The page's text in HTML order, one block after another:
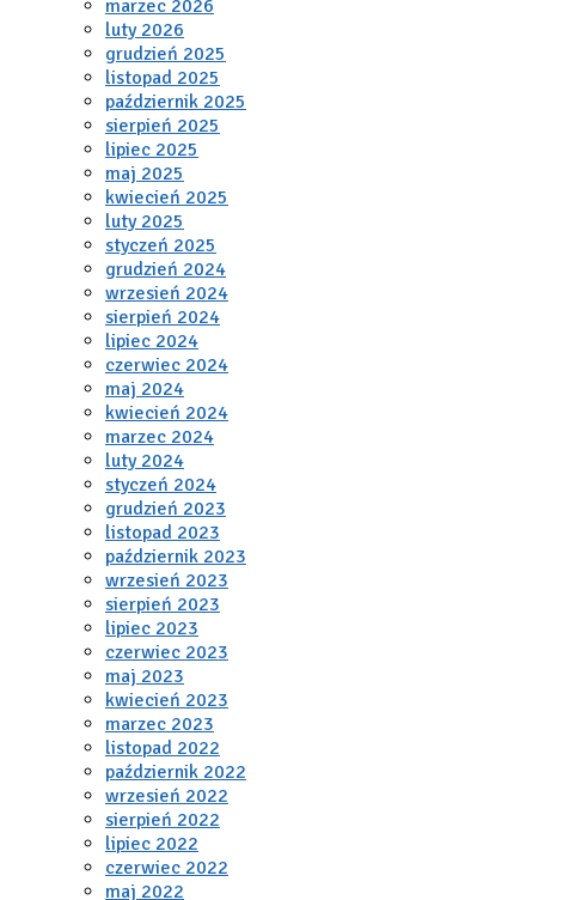
marzec 2026
luty 2026
grudzień 2025
listopad 2025
październik 2025
sierpień 2025
lipiec 2025
maj 2025
kwiecień 2025
luty 2025
styczeń 2025
grudzień 2024
wrzesień 2024
sierpień 2024
lipiec 2024
czerwiec 2024
maj 2024
kwiecień 2024
marzec 2024
luty 2024
styczeń 2024
grudzień 2023
listopad 2023
październik 2023
wrzesień 2023
sierpień 2023
lipiec 2023
czerwiec 2023
maj 2023
kwiecień 2023
marzec 2023
listopad 2022
październik 2022
wrzesień 2022
sierpień 2022
lipiec 2022
czerwiec 2022
maj 2022